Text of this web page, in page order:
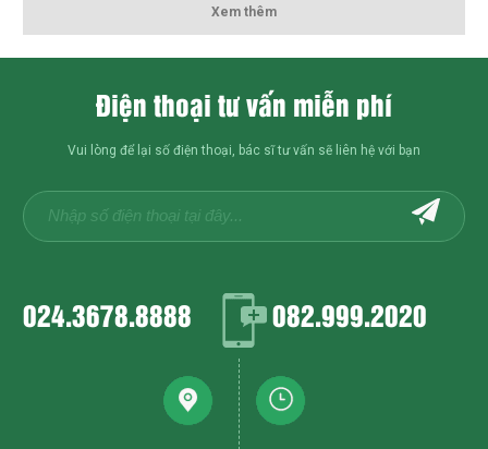
Xem thêm
Điện thoại tư vấn miễn phí
Vui lòng để lại số điện thoại, bác sĩ tư vấn sẽ liên hệ với bạn
024.3678.8888 082.999.2020